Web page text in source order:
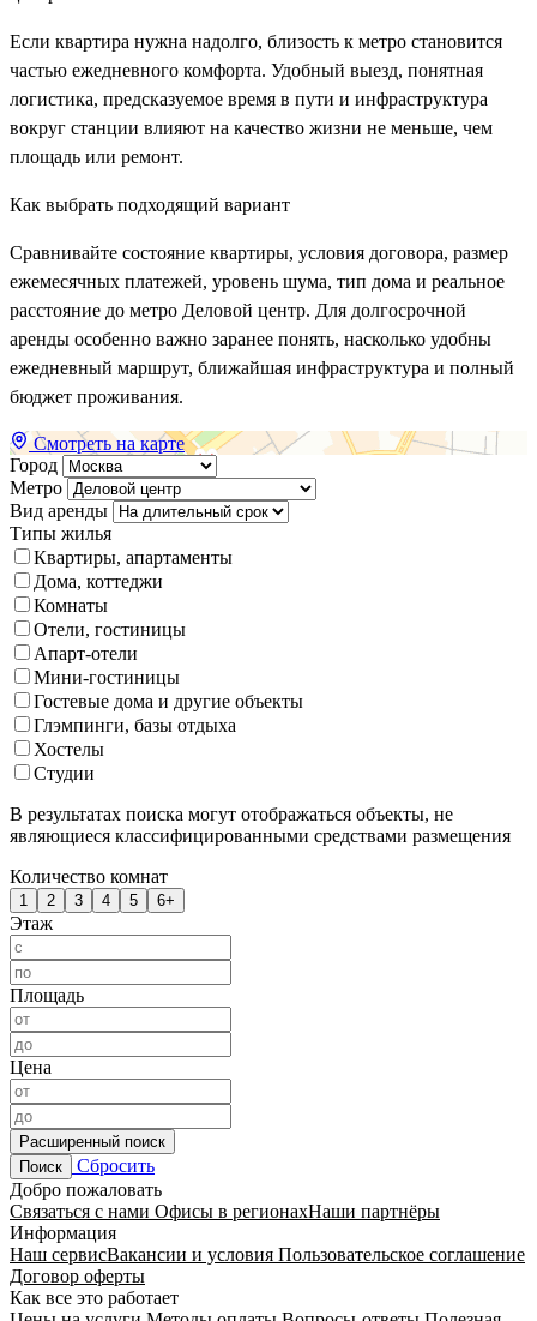
Если квартира нужна надолго, близость к метро становится
частью ежедневного комфорта. Удобный выезд, понятная
логистика, предсказуемое время в пути и инфраструктура
вокруг станции влияют на качество жизни не меньше, чем
площадь или ремонт.
Как выбрать подходящий вариант
Сравнивайте состояние квартиры, условия договора, размер
ежемесячных платежей, уровень шума, тип дома и реальное
расстояние до метро Деловой центр. Для долгосрочной
аренды особенно важно заранее понять, насколько удобны
ежедневный маршрут, ближайшая инфраструктура и полный
бюджет проживания.
Смотреть на карте
Город
Метро
Вид аренды
Типы жилья
Квартиры, апартаменты
Дома, коттеджи
Комнаты
Отели, гостиницы
Апарт-отели
Мини-гостиницы
Гостевые дома и другие объекты
Глэмпинги, базы отдыха
Хостелы
Студии
В результатах поиска могут отображаться объекты, не
являющиеся классифицированными средствами размещения
Количество комнат
1 2 3 4 5 6+
Этаж
Площадь
Цена
Расширенный поиск
Поиск
Сбросить
Добро пожаловать
Связаться с нами Офисы в регионахНаши партнёры
Информация
Наш сервисВакансии и условия Пользовательское соглашение
Договор оферты
Как все это работает